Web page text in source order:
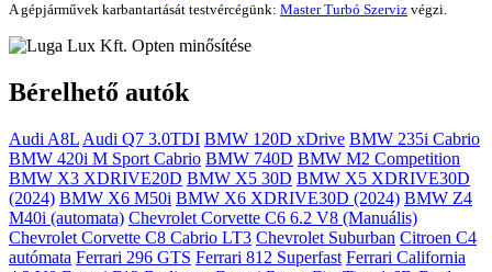
A gépjárművek karbantartását testvércégünk: Master Turbó Szerviz végzi.
Bérelhető autók
Audi A8L Audi Q7 3.0TDI BMW 120D xDrive BMW 235i Cabrio
BMW 420i M Sport Cabrio BMW 740D BMW M2 Competition
BMW X3 XDRIVE20D BMW X5 30D BMW X5 XDRIVE30D
(2024) BMW X6 M50i BMW X6 XDRIVE30D (2024) BMW Z4
M40i (automata) Chevrolet Corvette C6 6.2 V8 (Manuális)
Chevrolet Corvette C8 Cabrio LT3 Chevrolet Suburban Citroen C4
autómata Ferrari 296 GTS Ferrari 812 Superfast Ferrari California